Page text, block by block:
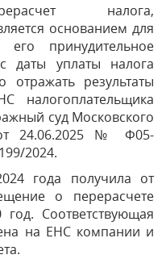
налога,
основанием для
его принудительное
даты уплаты налога
результаты
налогоплательщика
суд Московского
24.06.2025 № Ф05-
2024.
года получила от
о перерасчете
Соответствующая
на ЕНС компании и